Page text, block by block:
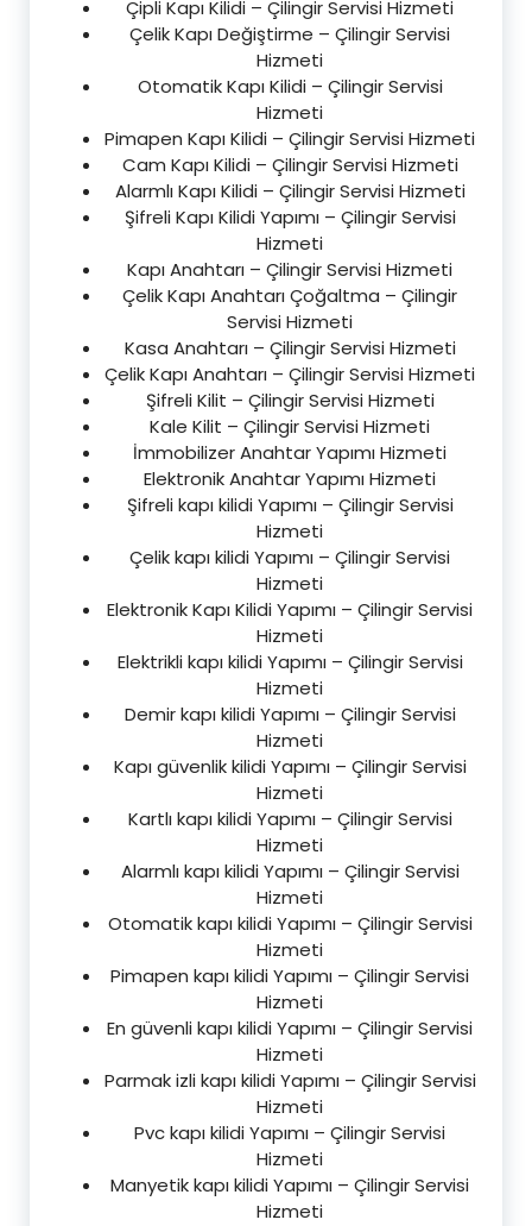
Çipli Kapı Kilidi – Çilingir Servisi Hizmeti
Çelik Kapı Değiştirme – Çilingir Servisi
Hizmeti
Otomatik Kapı Kilidi – Çilingir Servisi
Hizmeti
Pimapen Kapı Kilidi – Çilingir Servisi Hizmeti
Cam Kapı Kilidi – Çilingir Servisi Hizmeti
Alarmlı Kapı Kilidi – Çilingir Servisi Hizmeti
Şifreli Kapı Kilidi Yapımı – Çilingir Servisi
Hizmeti
Kapı Anahtarı – Çilingir Servisi Hizmeti
Çelik Kapı Anahtarı Çoğaltma – Çilingir
Servisi Hizmeti
Kasa Anahtarı – Çilingir Servisi Hizmeti
Çelik Kapı Anahtarı – Çilingir Servisi Hizmeti
Şifreli Kilit – Çilingir Servisi Hizmeti
Kale Kilit – Çilingir Servisi Hizmeti
İmmobilizer Anahtar Yapımı Hizmeti
Elektronik Anahtar Yapımı Hizmeti
Şifreli kapı kilidi Yapımı – Çilingir Servisi
Hizmeti
Çelik kapı kilidi Yapımı – Çilingir Servisi
Hizmeti
Elektronik Kapı Kilidi Yapımı – Çilingir Servisi
Hizmeti
Elektrikli kapı kilidi Yapımı – Çilingir Servisi
Hizmeti
Demir kapı kilidi Yapımı – Çilingir Servisi
Hizmeti
Kapı güvenlik kilidi Yapımı – Çilingir Servisi
Hizmeti
Kartlı kapı kilidi Yapımı – Çilingir Servisi
Hizmeti
Alarmlı kapı kilidi Yapımı – Çilingir Servisi
Hizmeti
Otomatik kapı kilidi Yapımı – Çilingir Servisi
Hizmeti
Pimapen kapı kilidi Yapımı – Çilingir Servisi
Hizmeti
En güvenli kapı kilidi Yapımı – Çilingir Servisi
Hizmeti
Parmak izli kapı kilidi Yapımı – Çilingir Servisi
Hizmeti
Pvc kapı kilidi Yapımı – Çilingir Servisi
Hizmeti
Manyetik kapı kilidi Yapımı – Çilingir Servisi
Hizmeti